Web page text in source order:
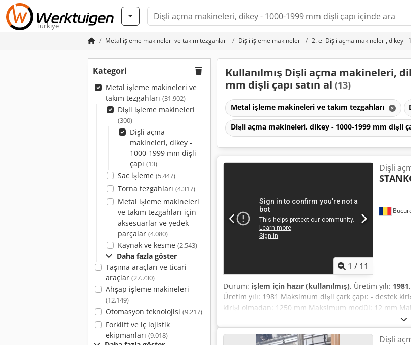
Türkiye
Metal işleme makineleri ve takım tezgahları Dişli işleme makineleri 2. el Dişli açma makineleri, dikey -
Kategori
Metal işleme makineleri ve
takım tezgahları (31.902)
Dişli işleme makineleri
(300)
Dişli açma
makineleri, dikey -
1000-1999 mm dişli
çapı (13)
Sac işleme (5.447)
Torna tezgahları (4.317)
Metal işleme makineleri
ve takım tezgahları için
aksesuarlar ve yedek
parçalar (4.080)
Kaynak ve kesme (2.543)
Daha fazla göster
Taşıma araçları ve ticari
araçlar (27.730)
Ahşap işleme makineleri
(12.149)
Otomasyon teknolojisi (9.217)
Forklift ve iç lojistik
ekipmanları (9.018)
Kullanılmış Dişli açma makineleri,
mm dişli çapı satın al (13)
Metal işleme makineleri ve takım tezgahları
Dişli açma makineleri, dikey - 1000-1999 mm dişli
1 / 11
Dişli
Durum: işlem için hazır (kullanılmış), Üretim yılı: 1981
Üretim yılı: 1981 Maksimum dişli çark çapı: - destek
kirişi olmadan: 1250 mm Maksimum modül: 12 mm
sayısı: 20 Eğim açısı: +/- 60 derece Tabla çapı: 935
konikliği: Morse 6 Frezeleme mili hız aralığı: 32 - 200
radyal: 0,22 - 2,6 mm/devir - teğetsel: 0,07 - 2,58
Dişli